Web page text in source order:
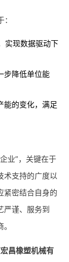
实现数据驱动下
步降低单位能
能的变化，满足
业”，关键在于
术支持的广度以
紧密结合自身的
严谨、服务到
昌橡塑机械有